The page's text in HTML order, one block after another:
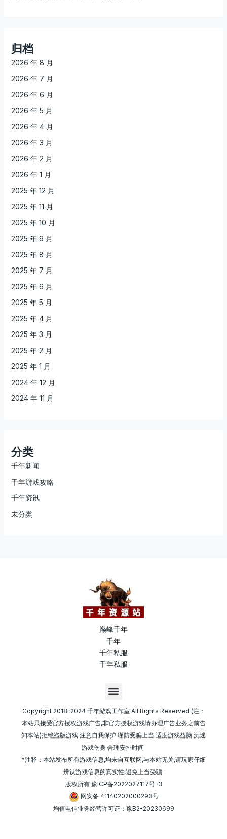
归档
2026 年 8 月
2026 年 7 月
2026 年 6 月
2026 年 5 月
2026 年 4 月
2026 年 3 月
2026 年 2 月
2026 年 1 月
2025 年 12 月
2025 年 11 月
2025 年 10 月
2025 年 9 月
2025 年 8 月
2025 年 7 月
2025 年 6 月
2025 年 5 月
2025 年 4 月
2025 年 3 月
2025 年 2 月
2025 年 1 月
2024 年 12 月
2024 年 11 月
分类
千年新闻
千年游戏攻略
千年资讯
未分类
巅峰千年
千年
千年私服
千年私服
M
e
n
u
Copyright 2018-2024 千年游戏工作室 All Rights Reserved (注：
本站只接受官方授权游戏广告,非官方授权游戏请办理广告业务之前告
知本站)拒绝盗版游戏 注意自我保护 谨防受骗上当 适度游戏益脑 沉迷
游戏伤身 合理安排时间
*注释：本站发布所有游戏信息,均来自互联网,与本站无关,请玩家仔细
辨认游戏信息的真实性,避免上当受骗.
版权所有 豫ICP备2022027117号-3
网安备 41140202000293号
增值电信业务经营许可证：豫B2-20230699